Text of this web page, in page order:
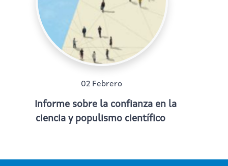
02 Febrero
Informe sobre la confianza en la
ciencia y populismo científico